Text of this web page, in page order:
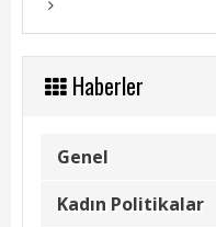
Fen İşleri
Park & Bahçe
İmar Müdürlüğü
Haberler
Genel
Kadın Politikalar